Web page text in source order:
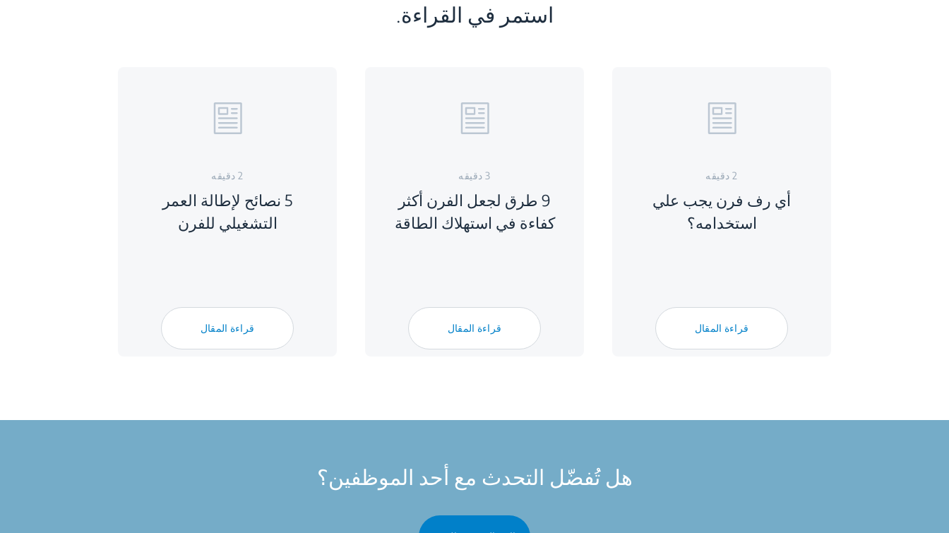
استمر في القراءة.
2 دقيقه
أي رف فرن يجب علي
استخدامه؟
قراءة المقال
3 دقيقه
9 طرق لجعل الفرن أكثر
كفاءة في استهلاك الطاقة
قراءة المقال
2 دقيقه
5 نصائح لإطالة العمر
التشغيلي للفرن
قراءة المقال
هل تُفضّل التحدث مع أحد الموظفين؟